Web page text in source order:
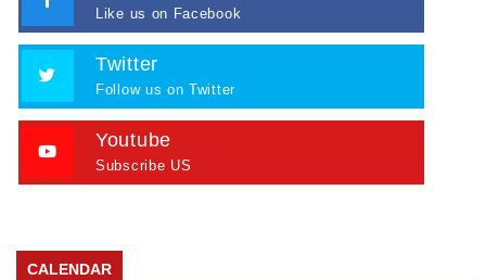
Like us on Facebook
Twitter
Follow us on Twitter
Youtube
Subscribe US
CALENDAR